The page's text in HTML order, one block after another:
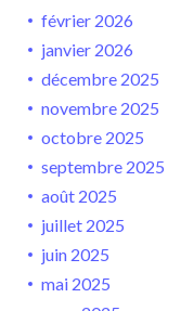
février 2026
janvier 2026
décembre 2025
novembre 2025
octobre 2025
septembre 2025
août 2025
juillet 2025
juin 2025
mai 2025